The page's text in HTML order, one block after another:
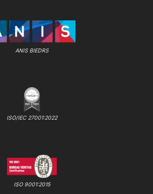
ANIS BIEDRS
ISO/IEC 27001:2022
ISO 9001:2015